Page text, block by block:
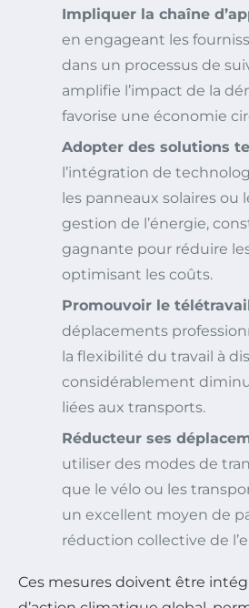
Impliquer la chaîne
en engageant les
dans un processus de
amplifie l’impact de la
favorise une économie
Adopter des solutions
l’intégration de
les panneaux solaires ou
gestion de l’énergie,
gagnante pour réduire
optimisant les coûts.
Promouvoir le
déplacements
la flexibilité du travail à
considérablement
liées aux transports.
Réducteur ses
utiliser des modes de
que le vélo ou les
un excellent moyen de
réduction collective de
Ces mesures doivent être